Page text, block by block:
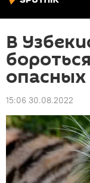
В
15:06 30.08.2022